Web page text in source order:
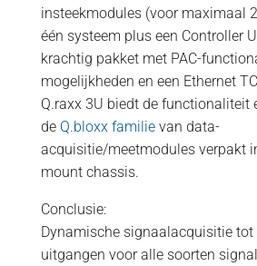
insteekmodules (voor maximaal
één systeem plus een Controller
krachtig pakket met PAC-
mogelijkheden en een Ethernet
Q.raxx 3U biedt de functionaliteit
de Q.bloxx familievan data-
acquisitie/meetmodules verpakt
mount chassis.
Conclusie:
Dynamische signaalacquisitie tot
uitgangen voor alle soorten